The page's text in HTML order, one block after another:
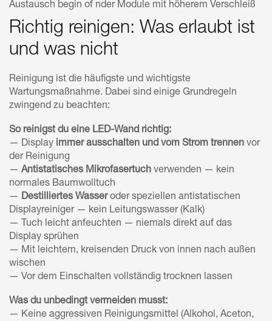
Austausch begin of nder Module mit höherem Verschleiß
Richtig reinigen: Was erlaubt ist
und was nicht
Reinigung ist die häufigste und wichtigste
Wartungsmaßnahme. Dabei sind einige Grundregeln
zwingend zu beachten:
So reinigst du eine LED-Wand richtig:
— Display immer ausschalten und vom Strom trennen vor
der Reinigung
— Antistatisches Mikrofasertuch verwenden — kein
normales Baumwolltuch
— Destilliertes Wasseroder speziellen antistatischen
Displayreiniger — kein Leitungswasser (Kalk)
— Tuch leicht anfeuchten — niemals direkt auf das
Display sprühen
— Mit leichtem, kreisenden Druck von innen nach außen
wischen
— Vor dem Einschalten vollständig trocknen lassen
Was du unbedingt vermeiden musst:
— Keine aggressiven Reinigungsmittel (Alkohol, Aceton,